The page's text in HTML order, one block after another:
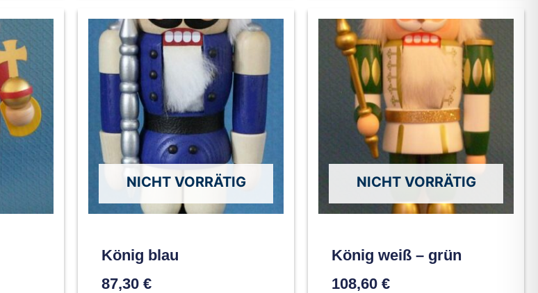
NICHT VORRÄTIG
König blau
87,30 €
NICHT VORRÄTIG
König weiß – grün
108,60 €